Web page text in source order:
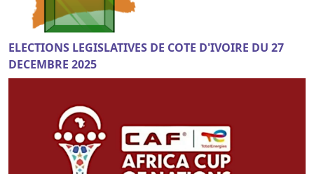
ELECTIONS LEGISLATIVES DE COTE D'IVOIRE DU 27
DECEMBRE 2025